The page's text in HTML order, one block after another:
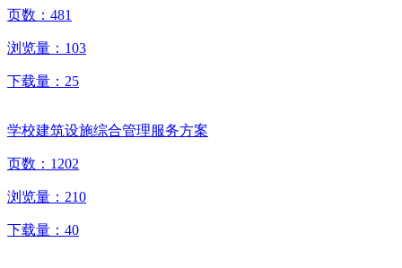
页数： 481
浏览量： 103
下载量： 25
学校建筑设施综合管理服务方案
页数： 1202
浏览量： 210
下载量： 40